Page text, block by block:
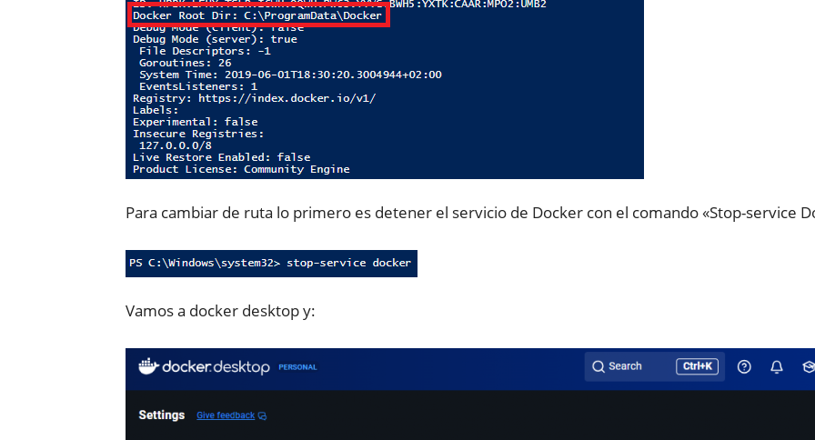
Para cambiar de ruta lo primero es detener el servicio de Docker con el comando «Stop-service
Vamos a docker desktop y: